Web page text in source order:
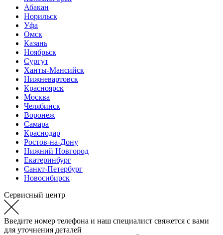
Абакан
Норильск
Уфа
Омск
Казань
Ноябрьск
Сургут
Ханты-Мансийск
Нижневартовск
Красноярск
Москва
Челябинск
Воронеж
Самара
Краснодар
Ростов-на-Дону
Нижний Новгород
Екатеринбург
Санкт-Петербург
Новосибирск
Сервисный центр
Введите номер телефона и наш специалист свяжется с вами
для уточнения деталей